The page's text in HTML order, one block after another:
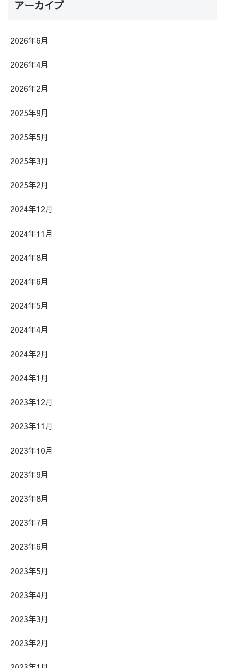
アーカイブ
2026年6月
2026年4月
2026年2月
2025年9月
2025年5月
2025年3月
2025年2月
2024年12月
2024年11月
2024年8月
2024年6月
2024年5月
2024年4月
2024年2月
2024年1月
2023年12月
2023年11月
2023年10月
2023年9月
2023年8月
2023年7月
2023年6月
2023年5月
2023年4月
2023年3月
2023年2月